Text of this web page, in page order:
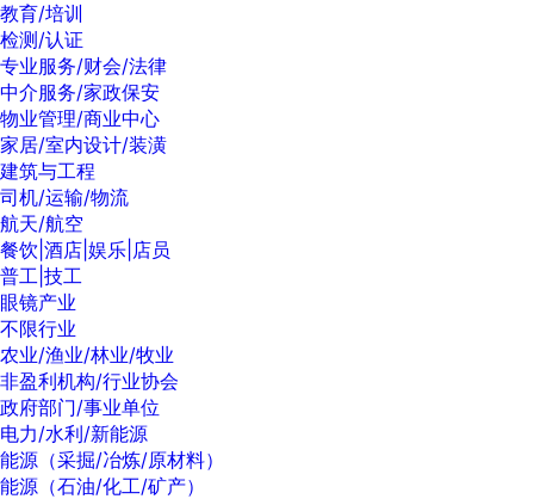
教育/培训
检测/认证
专业服务/财会/法律
中介服务/家政保安
物业管理/商业中心
家居/室内设计/装潢
建筑与工程
司机/运输/物流
航天/航空
餐饮|酒店|娱乐|店员
普工|技工
眼镜产业
不限行业
农业/渔业/林业/牧业
非盈利机构/行业协会
政府部门/事业单位
电力/水利/新能源
能源（采掘/冶炼/原材料）
能源（石油/化工/矿产）